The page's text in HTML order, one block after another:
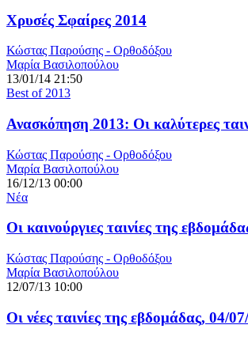
Χρυσές Σφαίρες 2014
Κώστας Παρούσης - Ορθοδόξου
Μαρία Βασιλοπούλου
13/01/14 21:50
Best of 2013
Ανασκόπηση 2013: Οι καλύτερες
Κώστας Παρούσης - Ορθοδόξου
Μαρία Βασιλοπούλου
16/12/13 00:00
Νέα
Οι καινούργιες ταινίες της
Κώστας Παρούσης - Ορθοδόξου
Μαρία Βασιλοπούλου
12/07/13 10:00
Οι νέες ταινίες της εβδομάδας, 04/